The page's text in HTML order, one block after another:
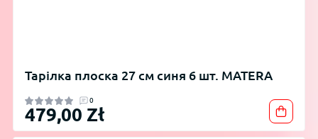
Тарілка плоска 27 см синя 6 шт. MATERA
0
479,00 Zł